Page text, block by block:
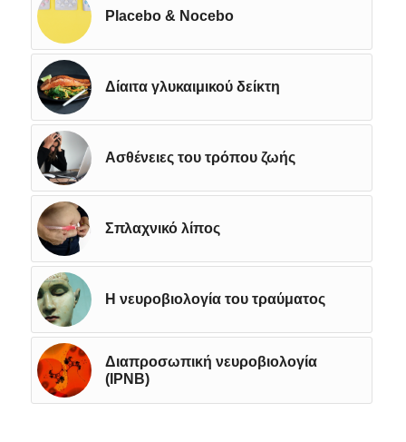
Placebo & Nocebo
Δίαιτα γλυκαιμικού δείκτη
Ασθένειες του τρόπου ζωής
Σπλαχνικό λίπος
Η νευροβιολογία του τραύματος
Διαπροσωπική νευροβιολογία
(IPNB)